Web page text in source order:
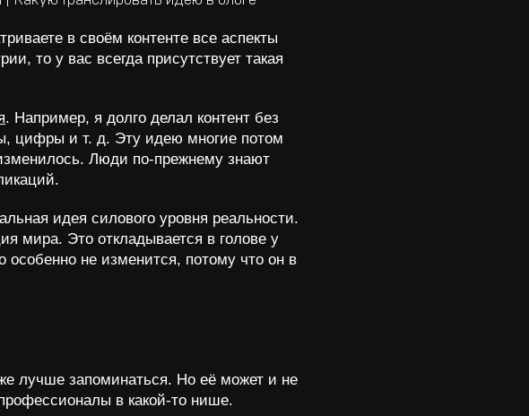
в своём контенте все аспекты
то у вас всегда присутствует такая
. Например, я долго делал контент без
цифры и т. д. Эту идею многие потом
Люди по-прежнему знают
идея силового уровня реальности.
мира. Это откладывается в голове у
особенно не изменится, потому что он в
лучше запоминаться. Но её может и не
в какой-то нише.